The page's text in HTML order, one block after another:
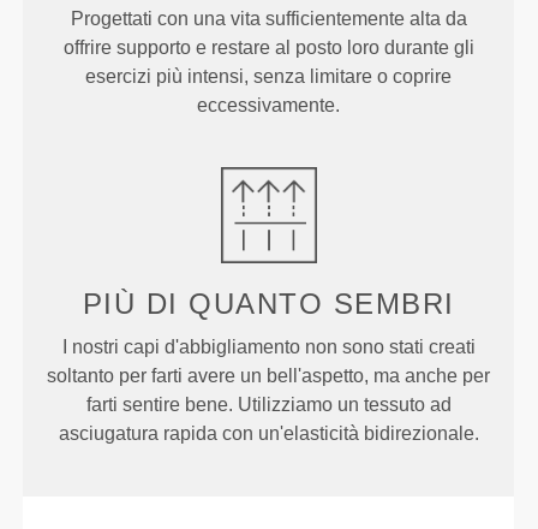
Progettati con una vita sufficientemente alta da
offrire supporto e restare al posto loro durante gli
esercizi più intensi, senza limitare o coprire
eccessivamente.
PIÙ DI QUANTO SEMBRI
I nostri capi d'abbigliamento non sono stati creati
soltanto per farti avere un bell'aspetto, ma anche per
farti sentire bene. Utilizziamo un tessuto ad
asciugatura rapida con un'elasticità bidirezionale.